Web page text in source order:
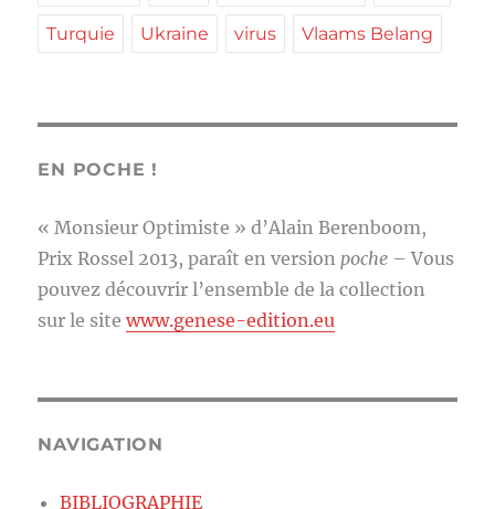
Turquie Ukraine virus Vlaams Belang
EN POCHE !
« Monsieur Optimiste » d’Alain Berenboom,
Prix Rossel 2013, paraît en version poche – Vous
pouvez découvrir l’ensemble de la collection
sur le sitewww.genese-edition.eu
NAVIGATION
BIBLIOGRAPHIE